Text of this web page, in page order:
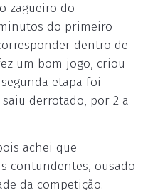
zagueiro do
do primeiro
dentro de
um bom jogo, criou
etapa foi
derrotado, por 2 a
achei que
contundentes, ousado
da competição.